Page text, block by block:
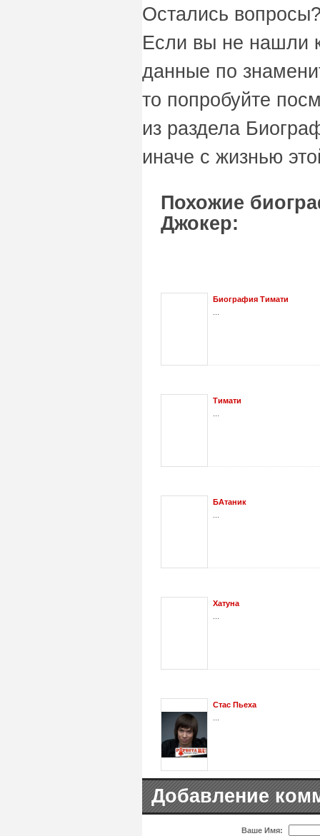
Остались
Если вы не нашли
данные по
то попробуйте
из раздела
иначе с жизнью
Похожие
Джокер:
Биография Тимати
Тимати
БАтаник
Хатуна
Стас Пьеха
Добавление
Ваше Имя: